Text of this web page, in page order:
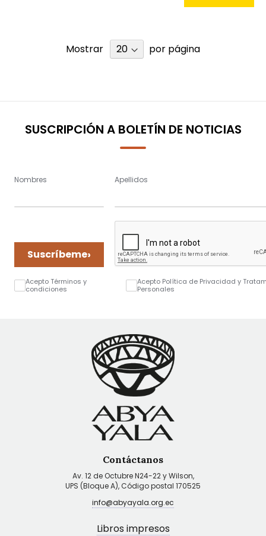
Mostrar por página
SUSCRIPCIÓN A BOLETÍN DE NOTICIAS
Nombres Apellidos
Suscríbeme›
Acepto Términos y
condiciones
Acepto Política de Privacidad y
Personales
Contáctanos
Av. 12 de Octubre N24-22 y Wilson,
UPS (Bloque A), Código postal 170525
info@abyayala.org.ec
Libros impresos